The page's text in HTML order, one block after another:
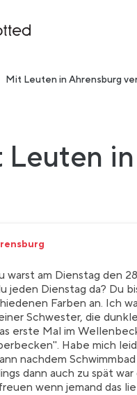
Mit Leuten in Ahrensburg
Leuten
warst am Dienstag den
jeden Dienstag da? Du
Farben an. Ich
Schwester, die
erste Mal im
Habe mich
nachdem
dann auch zu spät
wenn jemand das